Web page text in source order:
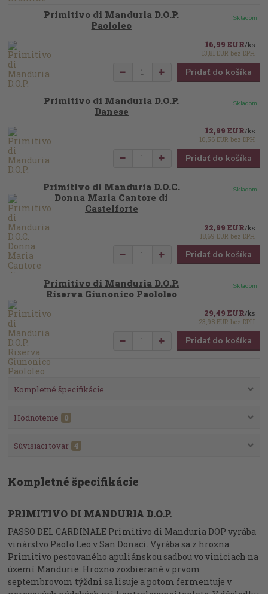
Primitivo di Manduria D.O.P.
Paololeo
16,99 EUR/ks
13,81 EURbez DPH
Skladom
Pridať do košíka
Primitivo di Manduria D.O.P.
Danese
12,99 EUR/ks
10,56 EURbez DPH
Skladom
Pridať do košíka
Primitivo di Manduria D.O.C.
Donna Maria Cantore di
Castelforte
22,99 EUR/ks
18,69 EURbez DPH
Skladom
Pridať do košíka
Primitivo di Manduria D.O.P.
Riserva Giunonico Paololeo
29,49 EUR/ks
23,98 EURbez DPH
Skladom
Pridať do košíka
Kompletné špecifikácie
Hodnotenie 0
Súvisiaci tovar 4
Kompletné špecifikácie
PRIMITIVO DI MANDURIA D.O.P.
PASSO DEL CARDINALE Primitivo di Manduria DOP vyrába
vinárstvo Paolo Leo v San Donaci. Vyrába sa z hrozna
Primitivo pestovaného apuliánskou sadbou vo viniciach na
území Mandurie. Hrozno zozbierané v prvom
septembrovom týždni sa lisuje a potom fermentuje v